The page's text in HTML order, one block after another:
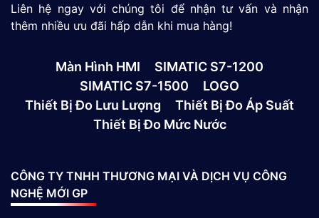
Liên hệ ngay với chúng tôi để nhận tư vấn và nhận
thêm nhiều ưu đãi hấp dẫn khi mua hàng!
Màn Hình HMI
SIMATIC S7-1200
SIMATIC S7-1500
LOGO
Thiết Bị Đo Lưu Lượng
Thiết Bị Đo Áp Suất
Thiết Bị Đo Mức Nước
CÔNG TY TNHH THƯƠNG MẠI VÀ DỊCH VỤ CÔNG
NGHỆ MỚI GP